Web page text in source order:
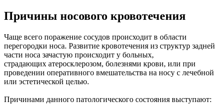
Причины носового кровотечения
Чаще всего поражение сосудов происходит в области
перегородки носа. Развитие кровотечения из структур задней
части носа зачастую происходит у больных,
страдающих атеросклерозом, болезнями крови, или при
проведении оперативного вмешательства на носу с лечебной
или эстетической целью.
Причинами данного патологического состояния выступают: